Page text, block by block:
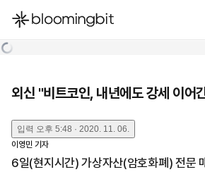
한국어
외신 "비트코인, 내년에도 강세 이어
입력 오후 5:48 · 2020. 11. 06.
이영민 기자
6일(현지시간) 가상자산(암호화폐) 전문